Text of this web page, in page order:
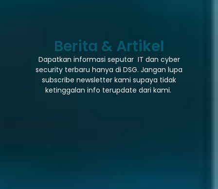
Berita & Artikel
Dapatkan informasi seputar IT dan cyber
security terbaru hanya di DSG. Jangan lupa
subscribe newsletter kami supaya tidak
ketinggalan info terupdate dari kami.